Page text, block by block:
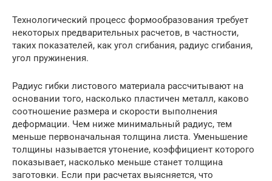
Технологический процесс формообразования требует
некоторых предварительных расчетов, в частности,
таких показателей, как угол сгибания, радиус сгибания,
угол пружинения.
Радиус гибки листового материала рассчитывают на
основании того, насколько пластичен металл, каково
соотношение размера и скорости выполнения
деформации. Чем ниже минимальный радиус, тем
меньше первоначальная толщина листа. Уменьшение
толщины называется утонение, коэффициент которого
показывает, насколько меньше станет толщина
заготовки. Если при расчетах выясняется, что